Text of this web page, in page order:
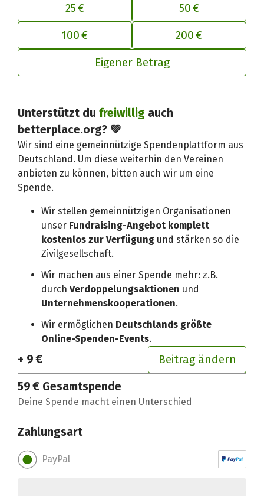
25 €
50 €
100 € 200 €
Eigener Betrag
Unterstützt dufreiwillig auch
betterplace.org? 💚
Wir sind eine gemeinnützige Spendenplattform aus
Deutschland. Um diese weiterhin den Vereinen
anbieten zu können, bitten auch wir um eine
Spende.
Wir stellen gemeinnützigen Organisationen
unser Fundraising-Angebot komplett
kostenlos zur Verfügung und stärken so die
Zivilgesellschaft.
Wir machen aus einer Spende mehr: z.B.
durchVerdoppelungsaktionen und
Unternehmenskooperationen.
Wir ermöglichen Deutschlands größte
Online-Spenden-Events.
+ 9 € Beitrag ändern
Deinen Beitrag an betterplace
59 € Gesamtspende
Deine Spende macht einen Unterschied
Zahlungsart
PayPal